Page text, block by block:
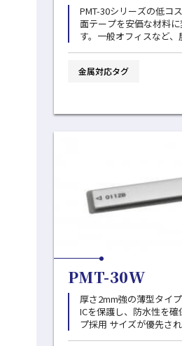
PMT-30シリーズの低コ
面テープを安価な材料
す。一般オフィスなど
金属対応タグ
PMT-30W
厚さ2mm強の薄型タイ
ICを保護し、防水性を
プ採用 サイズが優先される場合や、読取